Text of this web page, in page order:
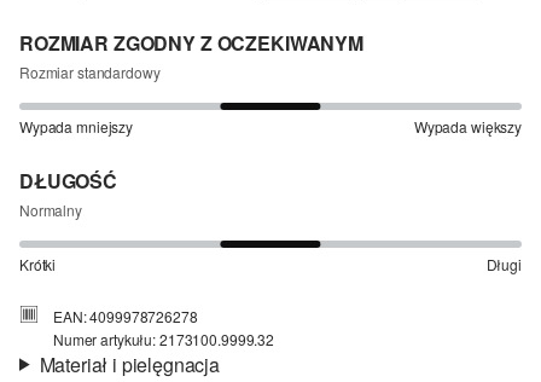
ROZMIAR ZGODNY Z OCZEKIWANYM
Rozmiar standardowy
Wypada mniejszy Wypada większy
DŁUGOŚĆ
Normalny
Krótki Długi
EAN: 4099978726278
Numer artykułu: 2173100.9999.32
Materiał i pielęgnacja